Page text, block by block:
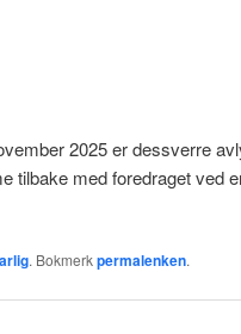
2025 er dessverre
tilbake med foredraget ved
. Bokmerkpermalenken.